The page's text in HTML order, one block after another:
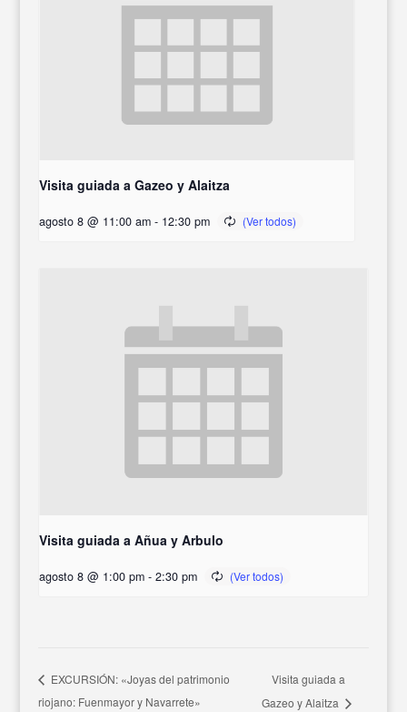
Visita guiada a Gazeo y Alaitza
agosto 8 @ 11:00 am - 12:30 pm
Visita guiada a Añua y Arbulo
agosto 8 @ 1:00 pm - 2:30 pm
EXCURSIÓN: «Joyas del patrimonio
riojano: Fuenmayor y Navarrete»
Visita guiada a
Gazeo y Alaitza